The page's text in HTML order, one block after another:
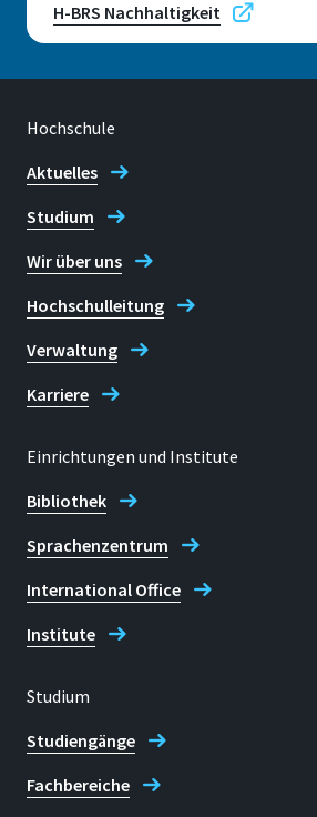
H-BRS Nachhaltigkeit
Hochschule
Aktuelles
Studium
Wir über uns
Hochschulleitung
Verwaltung
Karriere
Einrichtungen und Institute
Bibliothek
Sprachenzentrum
International Office
Institute
Studium
Studiengänge
Fachbereiche